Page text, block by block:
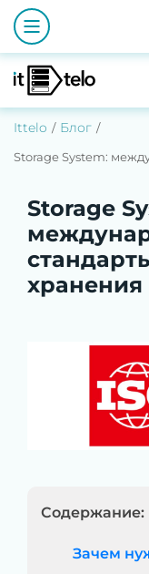
Ittelo Блог
Storage System:
Storage
хранения
Содержание:
Зачем